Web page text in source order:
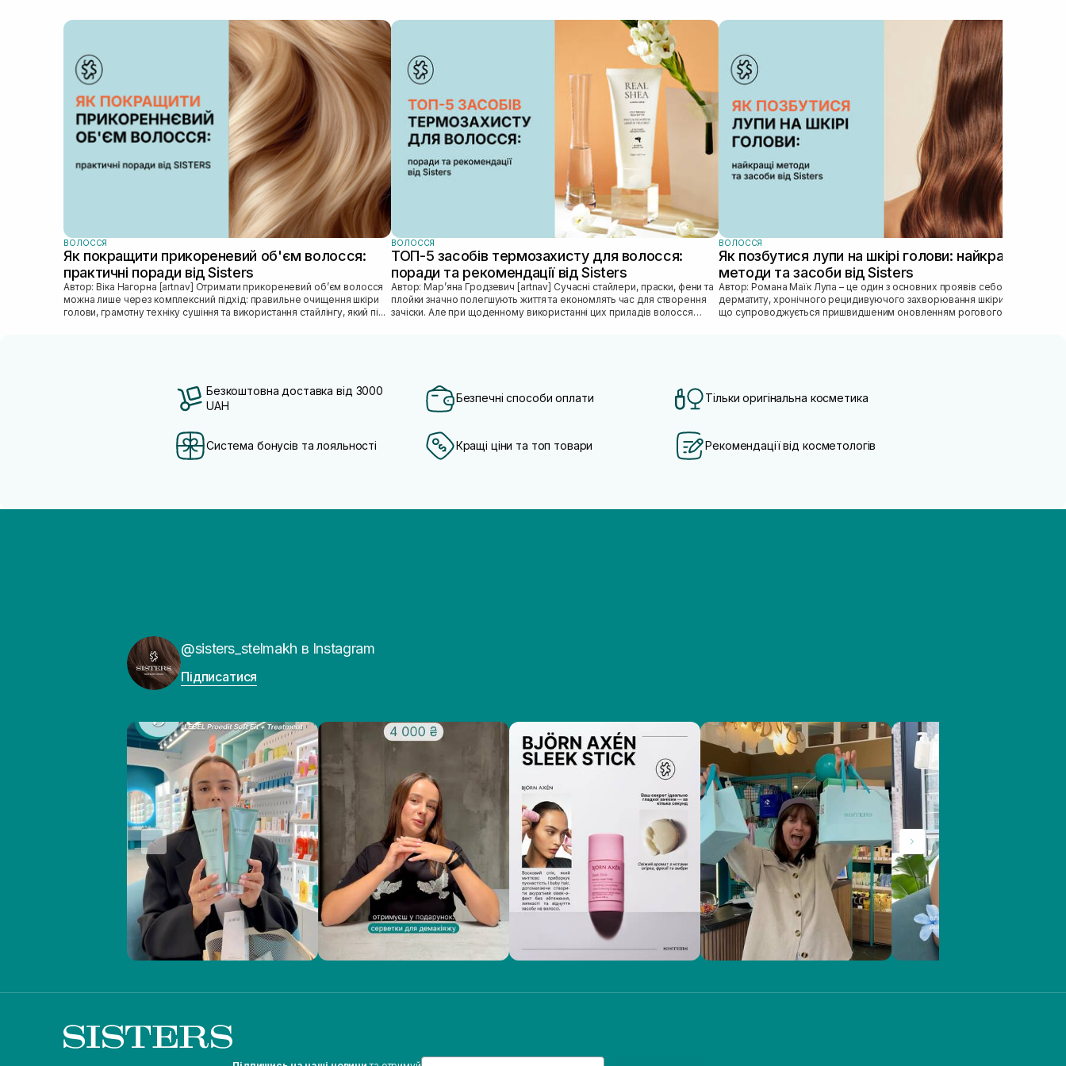
я мала збільшувати інтервали без цього продукту
(тобто якщо раніше використовувала один раз на
3 миття, то далі я мала збільшити пропуски)
Згодом я перейшла на використання один раз на
2-3 тижні. Коли я використовувала цей засіб
регулярно, моє волосся ущільнилось і я
отримала той бажаний ефект, який хотіла -
щільного полотна. А надалі маска почала
абсолютно по-іншому працювати на моєму
волоссі, воно стало більш м’якшим, але сама
волосина дійсно ніби щільніша. 😍 Перед тим, як
використовувати цей продукт, я підрізала кінці
для того, щоб оновити довжину і зріз волосся. На
сьогоднішній день цей продукт в моєму догляді
більше двох місяців і я не бачу січених кінців.
Внизу додала фото (скріни з відео) волосся з
маскою після місяця використання.
ВОЛОССЯ
Як покращити прикореневий об'єм волосся:
практичні поради від Sisters
Автор: Віка Нагорна [artnav] Отримати прикореневий об’єм волосся
можна лише через комплексний підхід: правильне очищення шкіри
голови, грамотну техніку сушіння та використання стайлінгу, який пі...
ВОЛОССЯ
ТОП-5 засобів термозахисту для волосся:
поради та рекомендації від Sisters
Автор: Марʼяна Гродзевич [artnav] Сучасні стайлери, праски, фени та
плойки значно полегшують життя та економлять час для створення
зачіски. Але при щоденному використанні цих приладів волосся
ВОЛОССЯ
Як позбутися лупи на шкірі голови: найкращі
методи та засоби від Sisters
Автор: Романа Маїк Лупа – це один з основних проявів себорейного
дерматиту, хронічного рецидивуючого захворювання шкіри голови,
що супроводжується пришвидшеним оновленням рогового
Безкоштовна доставка від 3000
UAH
Безпечні способи оплати Тільки оригінальна косметика
Система бонусів та лояльності Кращі ціни та топ товари Рекомендації від косметологів
@sisters_stelmakh в Instagram
Підписатися